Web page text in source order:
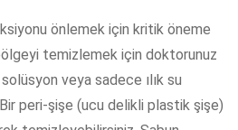
önlemek için kritik öneme
temizlemek için doktorunuz
veya sadece ılık su
peri-şişe (ucu delikli plastik şişe)